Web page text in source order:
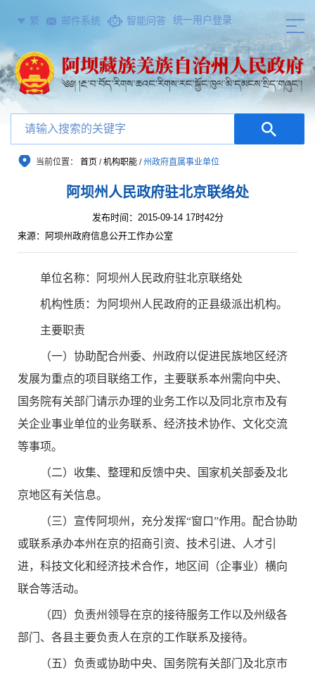
繁 邮件系统 智能问答 统一用户登录
当前位置： 首页 /机构职能 /州政府直属事业单位
阿坝州人民政府驻北京联络处
发布时间：2015-09-14 17时42分
来源：阿坝州政府信息公开工作办公室
单位名称：阿坝州人民政府驻北京联络处
机构性质：为阿坝州人民政府的正县级派出机构。
主要职责
（一）协助配合州委、州政府以促进民族地区经济
发展为重点的项目联络工作，主要联系本州需向中央、
国务院有关部门请示办理的业务工作以及同北京市及有
关企业事业单位的业务联系、经济技术协作、文化交流
等事项。
（二）收集、整理和反馈中央、国家机关部委及北
京地区有关信息。
（三）宣传阿坝州，充分发挥“窗口”作用。配合协助
或联系承办本州在京的招商引资、技术引进、人才引
进，科技文化和经济技术合作，地区间（企事业）横向
联合等活动。
（四）负责州领导在京的接待服务工作以及州级各
部门、各县主要负责人在京的工作联系及接待。
（五）负责或协助中央、国务院有关部门及北京市